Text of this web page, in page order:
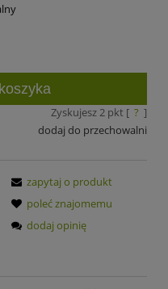
Zyskujesz2pkt [ ? ]
dodaj do przechowalni
zapytaj o produkt
poleć znajomemu
dodaj opinię